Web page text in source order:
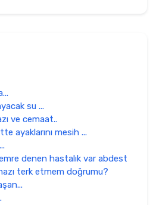
su ...
ve cemaat..
ayaklarını mesih ...
denen hastalık var abdest
terk etmem doğrumu?